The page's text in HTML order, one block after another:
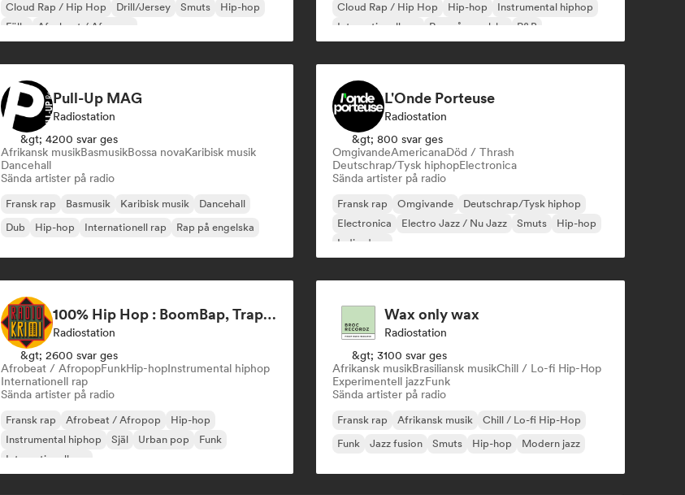
Cloud Rap / Hip Hop
Drill/Jersey Smuts
Hip-hop
Fälla
Afrobeat / Afropop
Cloud Rap / Hip Hop
Hip-hop
Instrumental hiphop
Internationell rap
Rap på engelska R&B
Pull-Up MAG
Radiostation
&gt; 4200 svar ges
Afrikansk musikBasmusikBossa novaKaribisk musik
Dancehall
Sända artister på radio
Fransk rap Basmusik Karibisk musik
Dancehall
Dub
Hip-hop Internationell rap Rap på engelska
L'Onde Porteuse
Radiostation
&gt; 800 svar ges
OmgivandeAmericanaDöd / Thrash
Deutschrap/Tysk hiphopElectronica
Sända artister på radio
Fransk rap Omgivande
Deutschrap/Tysk hiphop
Electronica
Electro Jazz / Nu Jazz Smuts
Hip-hop
Indie-dans
100% Hip Hop : BoomBap, Trap, Afrobeats !
Radiostation
&gt; 2600 svar ges
Afrobeat / AfropopFunkHip-hopInstrumental hiphop
Internationell rap
Sända artister på radio
Fransk rap Afrobeat / Afropop
Hip-hop
Instrumental hiphop
Själ Urban pop
Funk
Internationell rap
Wax only wax
Radiostation
&gt; 3100 svar ges
Afrikansk musikBrasiliansk musikChill / Lo-fi Hip-Hop
Experimentell jazzFunk
Sända artister på radio
Fransk rap Afrikansk musik
Chill / Lo-fi Hip-Hop
Funk
Jazz fusion Smuts Hip-hop Modern jazz